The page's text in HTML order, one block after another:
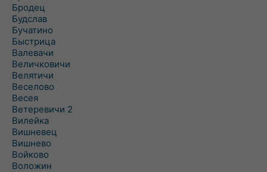
Бродец
Будслав
Бучатино
Быстрица
Валевачи
Величковичи
Велятичи
Веселово
Весея
Ветеревичи 2
Вилейка
Вишневец
Вишнево
Войково
Воложин